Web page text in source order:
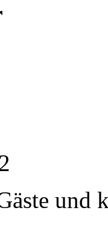
und